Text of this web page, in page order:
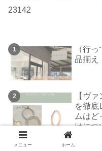
23142
（行
品揃え
【ヴ
を徹底
ムはど
けにつ
【ジ
メニュー ホーム